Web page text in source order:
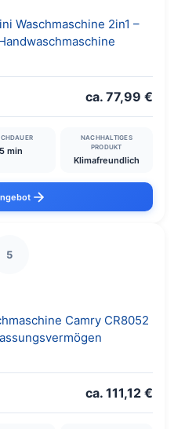
Waschmaschine 2in1 –
ca. 77,99 €
min
NACHHALTIGES
PRODUKT
Klimafreundlich
5
Camry CR8052
ca. 111,12 €